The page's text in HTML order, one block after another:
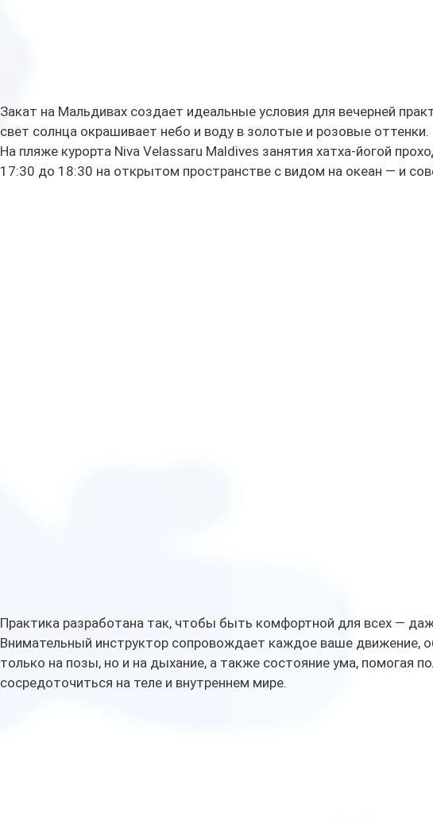
Закат на Мальдивах создает идеальные условия для вечерней
свет солнца окрашивает небо и воду в золотые и розовые оттенки.
На пляже курорта Niva Velassaru Maldives занятия хатха-йогой
17:30 до 18:30 на открытом пространстве с видом на океан — и
Практика разработана так, чтобы быть комфортной для всех —
Внимательный инструктор сопровождает каждое ваше движение,
только на позы, но и на дыхание, а также состояние ума, помогая
сосредоточиться на теле и внутреннем мире.